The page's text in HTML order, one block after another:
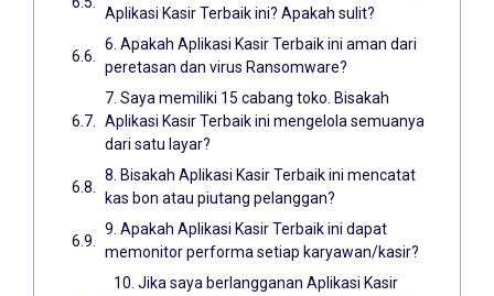
Aplikasi Kasir Terbaik ini? Apakah sulit?
6. Apakah Aplikasi Kasir Terbaik ini aman dari
peretasan dan virus Ransomware?
7. Saya memiliki 15 cabang toko. Bisakah
Aplikasi Kasir Terbaik ini mengelola semuanya
dari satu layar?
8. Bisakah Aplikasi Kasir Terbaik ini mencatat
kas bon atau piutang pelanggan?
9. Apakah Aplikasi Kasir Terbaik ini dapat
memonitor performa setiap karyawan/kasir?
10. Jika saya berlangganan Aplikasi Kasir